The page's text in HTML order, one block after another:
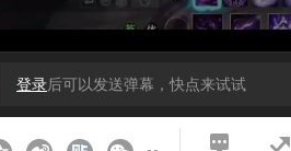
登录后可以发送弹幕，快点来试试